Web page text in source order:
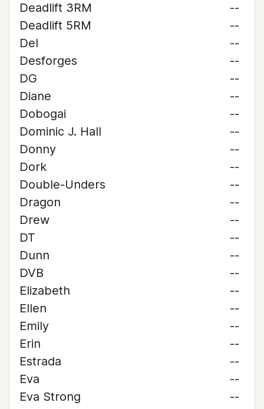
Deadlift 3RM
--
Deadlift 5RM
--
Del
--
Desforges
--
DG
--
Diane
--
Dobogai
--
Dominic J. Hall
--
Donny
--
Dork
--
Double-Unders
--
Dragon
--
Drew
--
DT
--
Dunn
--
DVB
--
Elizabeth
--
Ellen
--
Emily
--
Erin
--
Estrada
--
Eva
--
Eva Strong
--